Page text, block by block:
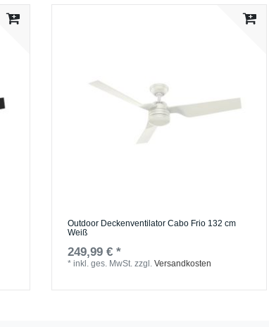
Outdoor Deckenventilator Cabo Frio 132 cm
Weiß
249,99 € *
*inkl. ges. MwSt. zzgl.Versandkosten